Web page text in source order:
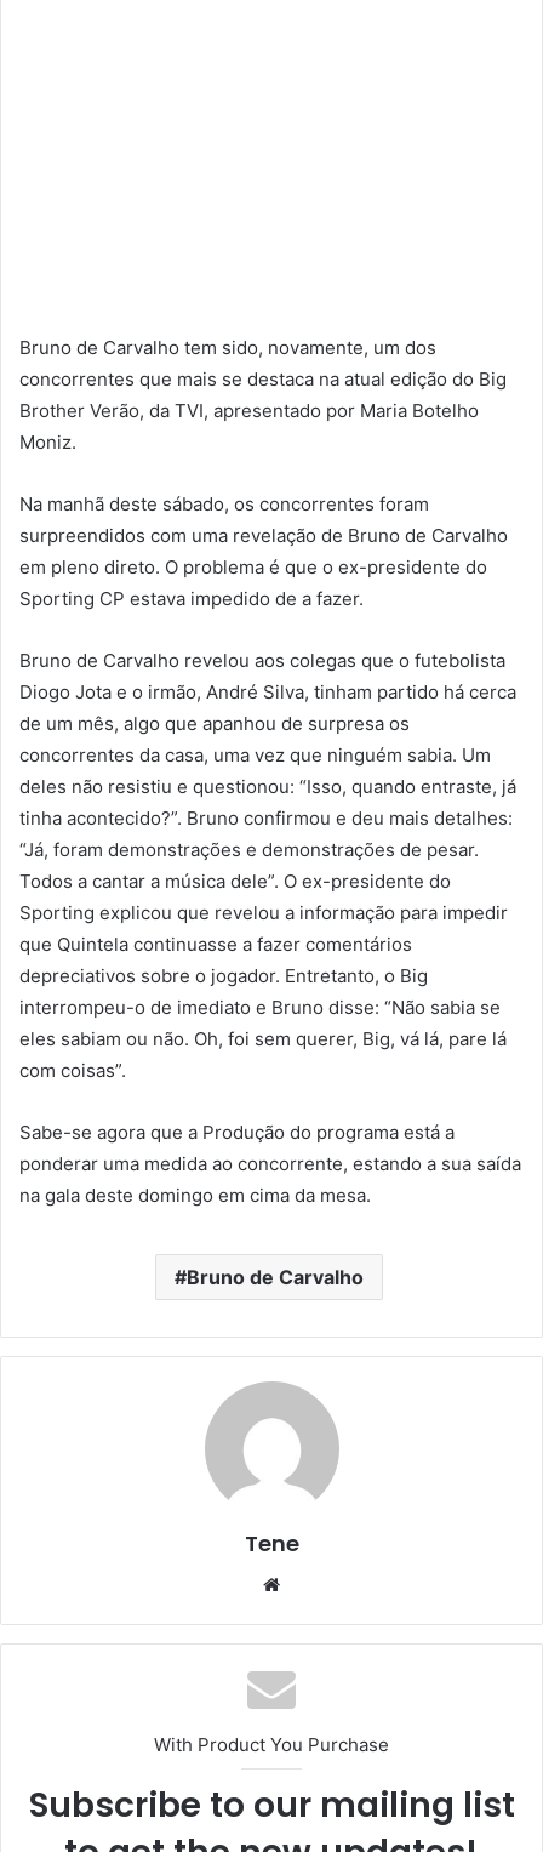
Bruno de Carvalho tem sido, novamente, um dos
concorrentes que mais se destaca na atual edição do Big
Brother Verão, da TVI, apresentado por Maria Botelho
Moniz.
Na manhã deste sábado, os concorrentes foram
surpreendidos com uma revelação de Bruno de Carvalho
em pleno direto. O problema é que o ex-presidente do
Sporting CP estava impedido de a fazer.
Bruno de Carvalho revelou aos colegas que o futebolista
Diogo Jota e o irmão, André Silva, tinham partido há cerca
de um mês, algo que apanhou de surpresa os
concorrentes da casa, uma vez que ninguém sabia. Um
deles não resistiu e questionou: “Isso, quando entraste, já
tinha acontecido?”. Bruno confirmou e deu mais detalhes:
“Já, foram demonstrações e demonstrações de pesar.
Todos a cantar a música dele”. O ex-presidente do
Sporting explicou que revelou a informação para impedir
que Quintela continuasse a fazer comentários
depreciativos sobre o jogador. Entretanto, o Big
interrompeu-o de imediato e Bruno disse: “Não sabia se
eles sabiam ou não. Oh, foi sem querer, Big, vá lá, pare lá
com coisas”.
Sabe-se agora que a Produção do programa está a
ponderar uma medida ao concorrente, estando a sua saída
na gala deste domingo em cima da mesa.
Bruno de Carvalho
Tene
Website
With Product You Purchase
Subscribe to our mailing list